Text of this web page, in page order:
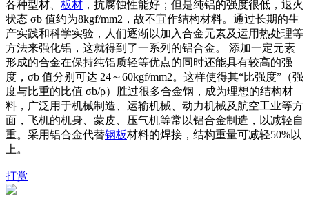
各种型材、 板材 ，抗腐蚀性能好；但是纯铝的强度很低，退火
状态 σb 值约为8kgf/mm2，故不宜作结构材料。通过长期的生
产实践和科学实验，人们逐渐以加入合金元素及运用热处理等
方法来强化铝，这就得到了一系列的铝合金。 添加一定元素
形成的合金在保持纯铝质轻等优点的同时还能具有较高的强
度，σb 值分别可达 24～60kgf/mm2。这样使得其“比强度”（强
度与比重的比值 σb/ρ）胜过很多合金钢，成为理想的结构材
料，广泛用于机械制造、运输机械、动力机械及航空工业等方
面，飞机的机身、蒙皮、压气机等常以铝合金制造，以减轻自
重。采用铝合金代替钢板材料的焊接，结构重量可减轻50%以
上。
打赏